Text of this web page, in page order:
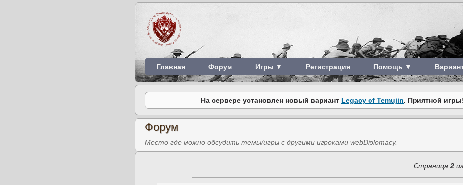
Главная Форум Игры ▼ Регистрация Помощь ▼
На сервере установлен новый вариант Legacy of Temujin. Приятной игры!
Форум
Место где можно обсудить темы/игры с другими игроками webDiplomacy.
Страница 2 из